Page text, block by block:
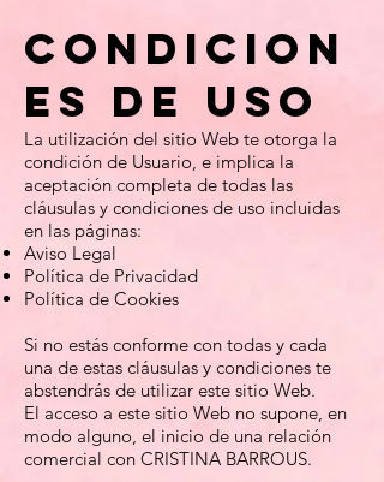
Condicion
es de Uso
La utilización del sitio Web te otorga la
condición de Usuario, e implica la
aceptación completa de todas las
cláusulas y condiciones de uso incluidas
en las páginas:
Aviso Legal
Política de Privacidad
Política de Cookies
Si no estás conforme con todas y cada
una de estas cláusulas y condiciones te
abstendrás de utilizar este sitio Web.
El acceso a este sitio Web no supone, en
modo alguno, el inicio de una relación
comercial con CRISTINA BARROUS.